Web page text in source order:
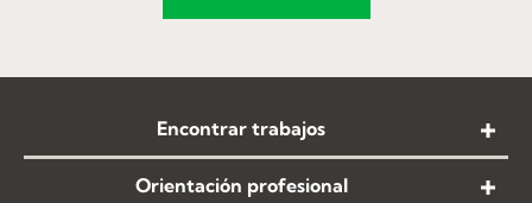
Encontrar trabajos
Orientación profesional